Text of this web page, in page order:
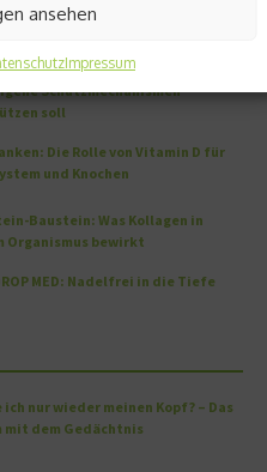
ansehen
Impressum
kennen
neu gedacht: Wie OM24®
Schutzmechanismen
soll
Die Rolle von Vitamin D für
und Knochen
Baustein: Was Kollagen in
Organismus bewirkt
MED: Nadelfrei in die Tiefe
ich nur wieder meinen Kopf? – Das
mit dem Gedächtnis